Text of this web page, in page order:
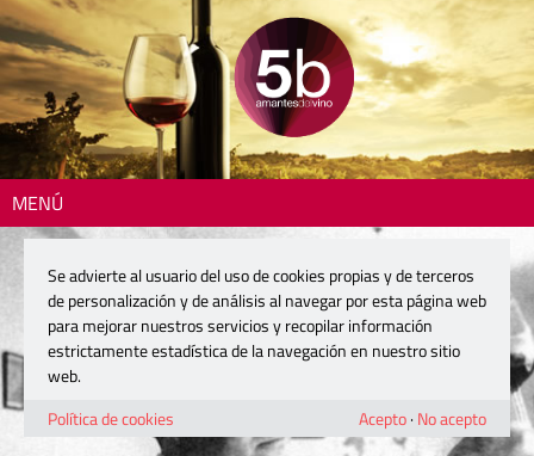
MENÚ
Se advierte al usuario del uso de cookies propias y de terceros
de personalización y de análisis al navegar por esta página web
para mejorar nuestros servicios y recopilar información
estrictamente estadística de la navegación en nuestro sitio
web.
Política de cookies
Acepto· No acepto